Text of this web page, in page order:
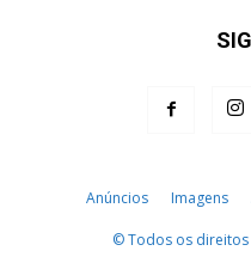
Anúncios Imagens
© Todos os